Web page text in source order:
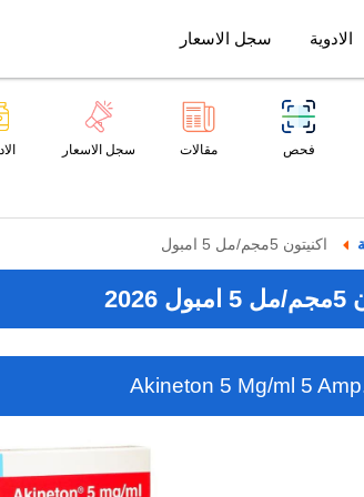
الادوية سجل الاسعار
فحص مقالات سجل الاسعار
اكنيتون 5مجم/مل 5 امبول
Akineton 5 Mg/ml 5